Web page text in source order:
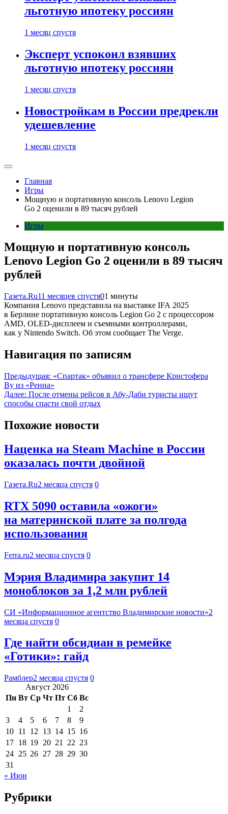
льготную ипотеку россиян
1 месяц спустя
Эксперт успокоил взявших
льготную ипотеку россиян
1 месяц спустя
Новостройкам в России предрекли
удешевление
1 месяц спустя
Главная
Игры
Мощную и портативную консоль Lenovo Legion
Go 2 оценили в 89 тысяч рублей
Игры
Мощную и портативную консоль
Lenovo Legion Go 2 оценили в 89 тысяч
рублей
Газета.Ru11 месяцев спустя01 минуты
Компания Lenovo представила на выставке IFA 2025
в Берлине портативную консоль Legion Go 2 с процессором
AMD, OLED-дисплеем и съемными контроллерами,
как у Nintendo Switch. Об этом сообщает The Verge.
Навигация по записям
Предыдущая: «Спартак» объявил о трансфере Кристофера
Ву из «Ренна»
Далее: После отмены рейсов в Абу-Даби туристы ищут
способы спасти свой отдых
Похожие новости
Наценка на Steam Machine в России
оказалась почти двойной
Газета.Ru2 месяца спустя 0
RTX 5090 оставила «ожоги»
на материнской плате за полгода
использования
Ferra.ru2 месяца спустя 0
Мэрия Владимира закупит 14
моноблоков за 1,2 млн рублей
СИ «Информационное агентство Владимирские новости»2
месяца спустя 0
Где найти обсидиан в ремейке
«Готики»: гайд
Рамблер2 месяца спустя 0
Август 2026
Пн Вт Ср Чт Пт Сб Вс
1
2
3
4 5 6 7 8
9
10 11 12 13 14 15 16
17 18 19 20 21 22 23
24 25 26 27 28 29 30
31
« Июн
Рубрики